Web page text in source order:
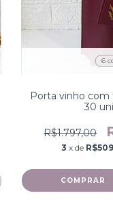
6
Porta vinho com
30
R$1.797,00
3 x de
COMPRAR